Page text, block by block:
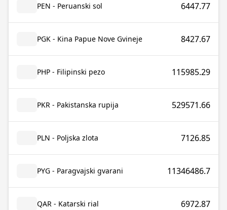
PEN - Peruanski sol 6447.77
PGK - Kina Papue Nove Gvineje 8427.67
PHP - Filipinski pezo 115985.29
PKR - Pakistanska rupija 529571.66
PLN - Poljska zlota 7126.85
PYG - Paragvajski gvarani 11346486.7
QAR - Katarski rial 6972.87